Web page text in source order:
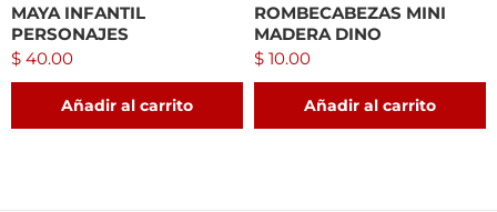
MAYA INFANTIL
PERSONAJES
$ 40.00
Añadir al carrito
ROMBECABEZAS MINI
MADERA DINO
$ 10.00
Añadir al carrito